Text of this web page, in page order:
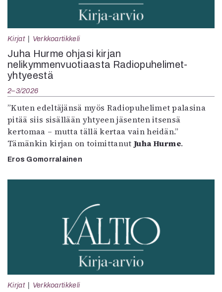
Kirjat Verkkoartikkeli
Juha Hurme ohjasi kirjan
nelikymmenvuotiaasta Radiopuhelimet-
yhtyeestä
2–3/2026
”Kuten edeltäjänsä myös Radiopuhelimet palasina
pitää siis sisällään yhtyeen jäsenten itsensä
kertomaa – mutta tällä kertaa vain heidän.”
Tämänkin kirjan on toimittanut Juha Hurme.
Eros Gomorralainen
Kirjat Verkkoartikkeli